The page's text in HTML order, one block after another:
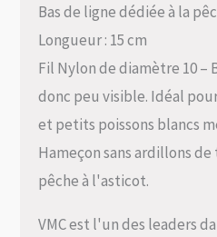
Bas de ligne dédiée à la
Longueur : 15 cm
Fil Nylon de diamètre 10 –
donc peu visible. Idéal
et petits poissons blancs
Hameçon sans ardillons
pêche à l'asticot.
VMC est l'un des leaders